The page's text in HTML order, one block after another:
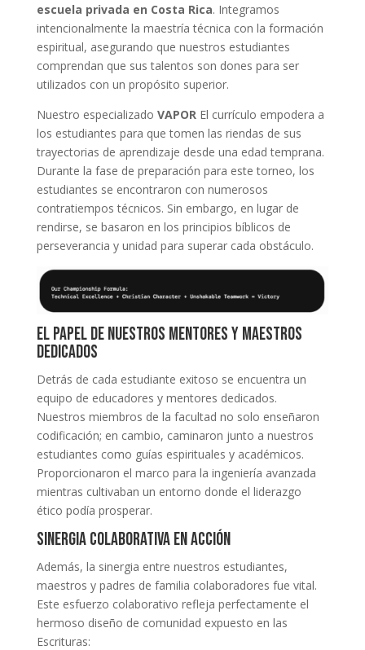
escuela privada en Costa Rica. Integramos
intencionalmente la maestría técnica con la formación
espiritual, asegurando que nuestros estudiantes
comprendan que sus talentos son dones para ser
utilizados con un propósito superior.
Nuestro especializado VAPOR El currículo empodera a
los estudiantes para que tomen las riendas de sus
trayectorias de aprendizaje desde una edad temprana.
Durante la fase de preparación para este torneo, los
estudiantes se encontraron con numerosos
contratiempos técnicos. Sin embargo, en lugar de
rendirse, se basaron en los principios bíblicos de
perseverancia y unidad para superar cada obstáculo.
El Papel de Nuestros Mentores y Maestros
Dedicados
Detrás de cada estudiante exitoso se encuentra un
equipo de educadores y mentores dedicados.
Nuestros miembros de la facultad no solo enseñaron
codificación; en cambio, caminaron junto a nuestros
estudiantes como guías espirituales y académicos.
Proporcionaron el marco para la ingeniería avanzada
mientras cultivaban un entorno donde el liderazgo
ético podía prosperar.
Sinergia colaborativa en acción
Además, la sinergia entre nuestros estudiantes,
maestros y padres de familia colaboradores fue vital.
Este esfuerzo colaborativo refleja perfectamente el
hermoso diseño de comunidad expuesto en las
Escrituras: